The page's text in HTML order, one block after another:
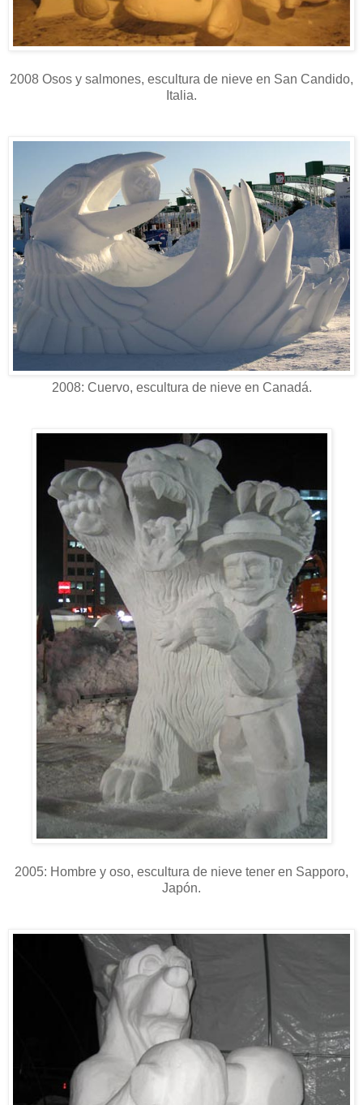
2008 Osos y salmones, escultura de nieve en San Candido,
Italia.
2008: Cuervo, escultura de nieve en Canadá.
2005: Hombre y oso, escultura de nieve tener en Sapporo,
Japón.